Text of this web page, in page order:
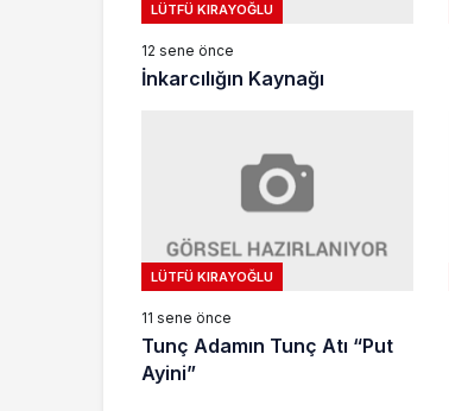
LÜTFÜ KIRAYOĞLU
12 sene önce
İnkarcılığın Kaynağı
LÜTFÜ KIRAYOĞLU
11 sene önce
Tunç Adamın Tunç Atı “Put
Ayini”